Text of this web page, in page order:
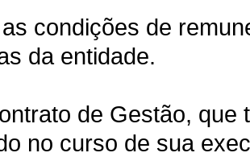
condições de
da entidade.
de Gestão, que
no curso de sua